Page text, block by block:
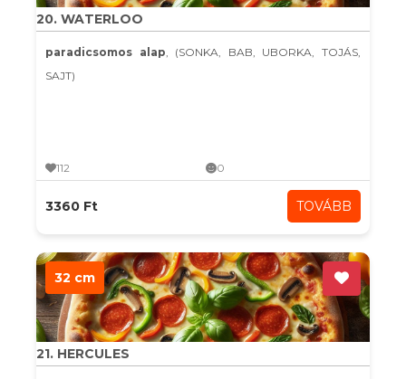
20. WATERLOO
paradicsomos alap, (SONKA, BAB, UBORKA, TOJÁS,
SAJT)
112 0
3360 Ft TOVÁBB
32 cm
21. HERCULES